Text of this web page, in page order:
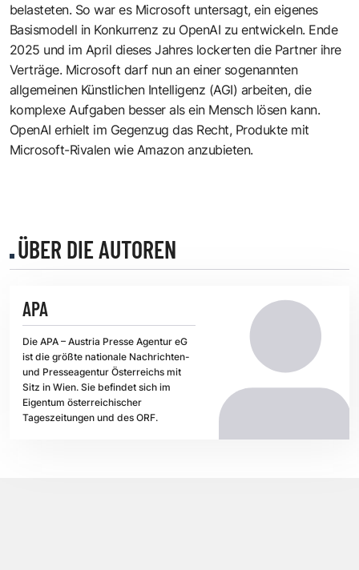
belasteten. So war es Microsoft untersagt, ein eigenes
Basismodell in Konkurrenz zu OpenAI zu entwickeln. Ende
2025 und im April dieses Jahres lockerten die Partner ihre
Verträge. Microsoft darf nun an einer sogenannten
allgemeinen Künstlichen Intelligenz (AGI) arbeiten, die
komplexe Aufgaben besser als ein Mensch lösen kann.
OpenAI erhielt im Gegenzug das Recht, Produkte mit
Microsoft-Rivalen wie Amazon anzubieten.
ÜBER DIE AUTOREN
APA
Die APA – Austria Presse Agentur eG
ist die größte nationale Nachrichten-
und Presseagentur Österreichs mit
Sitz in Wien. Sie befindet sich im
Eigentum österreichischer
Tageszeitungen und des ORF.